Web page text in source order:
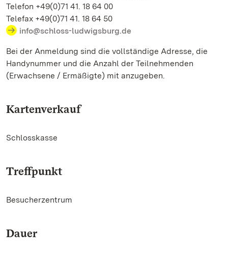
Telefon +49(0)71 41. 18 64 00
Telefax +49(0)71 41. 18 64 50
info@schloss-ludwigsburg.de
Bei der Anmeldung sind die vollständige Adresse, die
Handynummer und die Anzahl der Teilnehmenden
(Erwachsene / Ermäßigte) mit anzugeben.
Kartenverkauf
Schlosskasse
Treffpunkt
Besucherzentrum
Dauer